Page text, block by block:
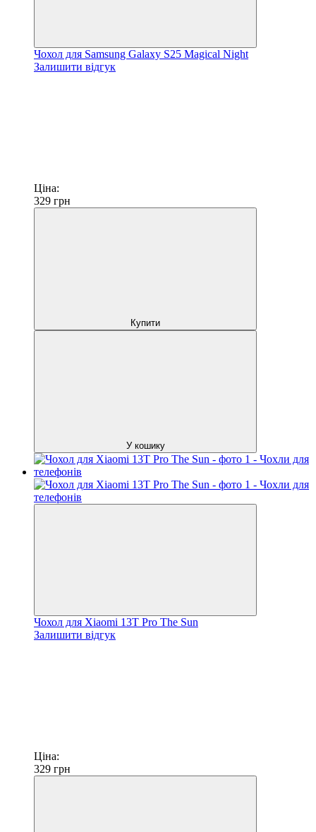
Чохол для Samsung Galaxy S25 Magical Night
Залишити відгук
Ціна:
329 грн
Купити
У кошику
Чохол для Xiaomi 13T Pro The Sun
Залишити відгук
Ціна:
329 грн